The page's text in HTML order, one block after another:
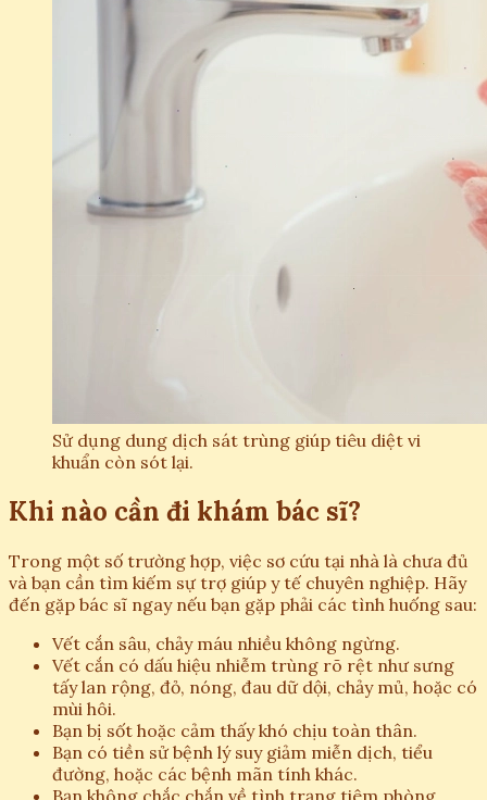
Sử dụng dung dịch sát trùng giúp tiêu diệt vi
khuẩn còn sót lại.
Khi nào cần đi khám bác sĩ?
Trong một số trường hợp, việc sơ cứu tại nhà là chưa đủ
và bạn cần tìm kiếm sự trợ giúp y tế chuyên nghiệp. Hãy
đến gặp bác sĩ ngay nếu bạn gặp phải các tình huống sau:
Vết cắn sâu, chảy máu nhiều không ngừng.
Vết cắn có dấu hiệu nhiễm trùng rõ rệt như sưng
tấy lan rộng, đỏ, nóng, đau dữ dội, chảy mủ, hoặc có
mùi hôi.
Bạn bị sốt hoặc cảm thấy khó chịu toàn thân.
Bạn có tiền sử bệnh lý suy giảm miễn dịch, tiểu
đường, hoặc các bệnh mãn tính khác.